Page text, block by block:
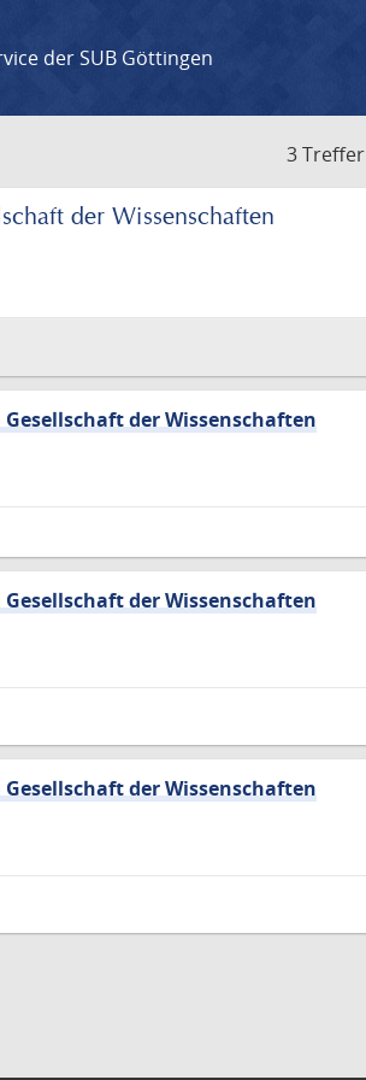
der SUB Göttingen
3 Treffer
der Wissenschaften
der Wissenschaften
der Wissenschaften
der Wissenschaften